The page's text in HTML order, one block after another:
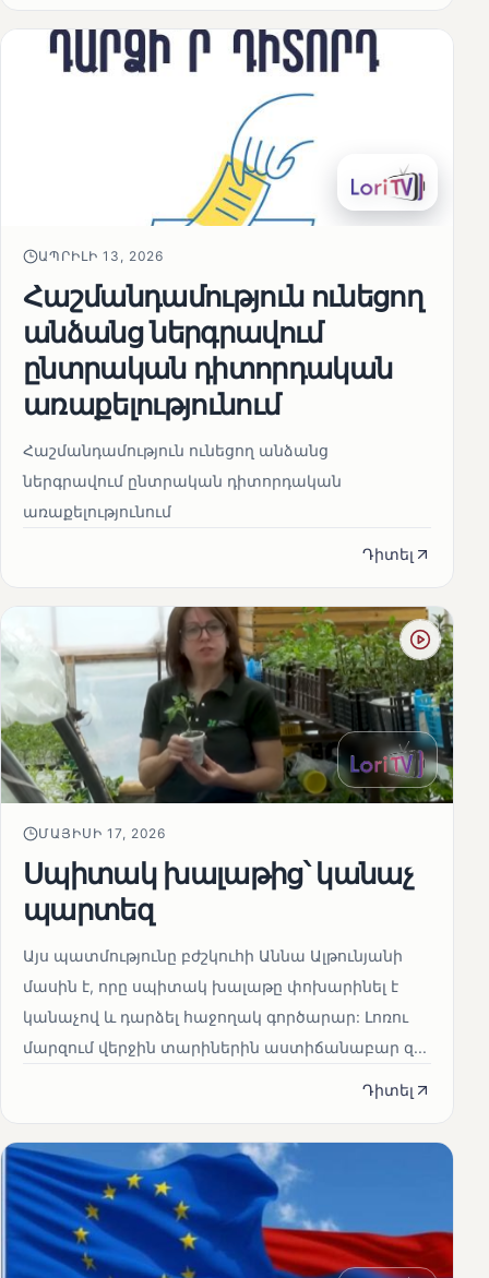
ԱՊՐԻԼԻ 13, 2026
Հաշմանդամություն ունեցող
անձանց ներգրավում
ընտրական դիտորդական
առաքելությունում
Հաշմանդամություն ունեցող անձանց
ներգրավում ընտրական դիտորդական
առաքելությունում
Դիտել
ՄԱՅԻՍԻ 17, 2026
Սպիտակ խալաթից՝ կանաչ
պարտեզ
Այս պատմությունը բժշկուհի Աննա Ալթունյանի
մասին է, որը սպիտակ խալաթը փոխարինել է
կանաչով և դարձել հաջողակ գործարար: Լոռու
մարզում վերջին տարիներին աստիճանաբար զ...
Դիտել